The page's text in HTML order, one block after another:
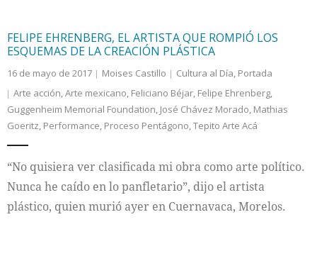
FELIPE EHRENBERG, EL ARTISTA QUE ROMPIÓ LOS
ESQUEMAS DE LA CREACIÓN PLÁSTICA
16 de mayo de 2017 Moises Castillo Cultura al Día, Portada
Arte acción,Arte mexicano, Feliciano Béjar, Felipe Ehrenberg,
Guggenheim Memorial Foundation, José Chávez Morado, Mathias
Goeritz, Performance, Proceso Pentágono,Tepito Arte Acá
“No quisiera ver clasificada mi obra como arte político.
Nunca he caído en lo panfletario”, dijo el artista
plástico, quien murió ayer en Cuernavaca, Morelos.